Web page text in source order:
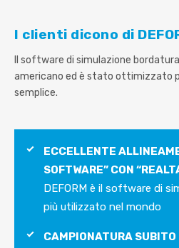
I clienti dicono di
Il software di simulazione bordatura
americano ed è stato ottimizzato
semplice.
ECCELLENTE
SOFTWARE” CON
DEFORM è il software di
più utilizzato nel mondo
CAMPIONATURA